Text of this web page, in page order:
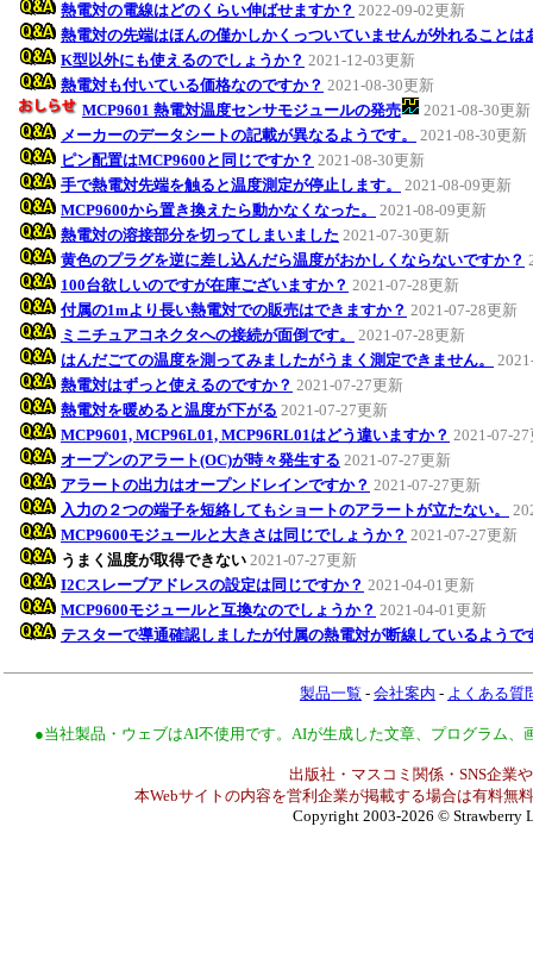
熱電対の電線はどのくらい伸ばせますか？ 2022-09-02更新
熱電対の先端はほんの僅かしかくっついていませんが外れることは
K型以外にも使えるのでしょうか？ 2021-12-03更新
熱電対も付いている価格なのですか？ 2021-08-30更新
MCP9601 熱電対温度センサモジュールの発売
2021-08-30更新
メーカーのデータシートの記載が異なるようです。
2021-08-30更新
ピン配置はMCP9600と同じですか？ 2021-08-30更新
手で熱電対先端を触ると温度測定が停止します。
2021-08-09更新
MCP9600から置き換えたら動かなくなった。
2021-08-09更新
熱電対の溶接部分を切ってしまいました 2021-07-30更新
黄色のプラグを逆に差し込んだら温度がおかしくならないですか？
100台欲しいのですが在庫ございますか？ 2021-07-28更新
付属の1mより長い熱電対での販売はできますか？ 2021-07-28更新
ミニチュアコネクタへの接続が面倒です。
2021-07-28更新
はんだごての温度を測ってみましたがうまく測定できません。
熱電対はずっと使えるのですか？ 2021-07-27更新
熱電対を暖めると温度が下がる 2021-07-27更新
MCP9601, MCP96L01, MCP96RL01はどう違いますか？ 2021-07-
オープンのアラート(OC)が時々発生する 2021-07-27更新
アラートの出力はオープンドレインですか？ 2021-07-27更新
入力の２つの端子を短絡してもショートのアラートが立たない。
MCP9600モジュールと大きさは同じでしょうか？ 2021-07-27更新
うまく温度が取得できない 2021-07-27更新
I2Cスレーブアドレスの設定は同じですか？ 2021-04-01更新
MCP9600モジュールと互換なのでしょうか？ 2021-04-01更新
テスターで導通確認しましたが付属の熱電対が断線しているようで
製品一覧 - 会社案内 - よくある質
●当社製品・ウェブはAI不使用です。AIが生成した文章、プログラム
出版社・マスコミ関係・SNS企業
本Webサイトの内容を営利企業が掲載する場合は有料無
Copyright 2003-2026 © Strawberry